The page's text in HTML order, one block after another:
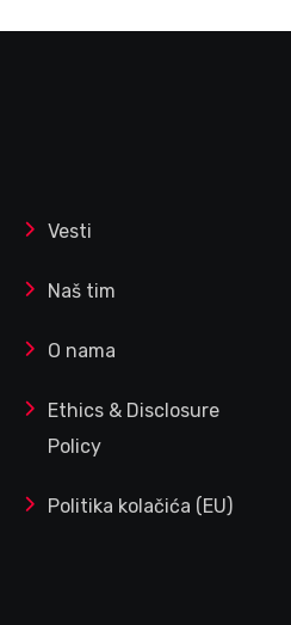
Vesti
Naš tim
O nama
Ethics & Disclosure
Policy
Politika kolačića (EU)